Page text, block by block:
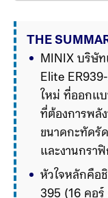
THE
MINIX บริษัท
Elite
ใหม่ ที่ออกแ
ที่ต้องการพลั
ขนาดกะทัดรั
และงานกรา
หัวใจหลักคือ
395 (16 คอ